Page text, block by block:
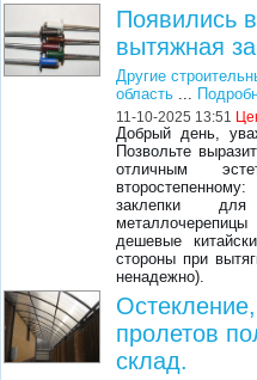
Появились
вытяжная
Другие
область ...
11-10-2025 13:51
Добрый день,
Позвольте
отличным
заклепки
дешевые
стороны при
ненадежно).
пролетов
склад.